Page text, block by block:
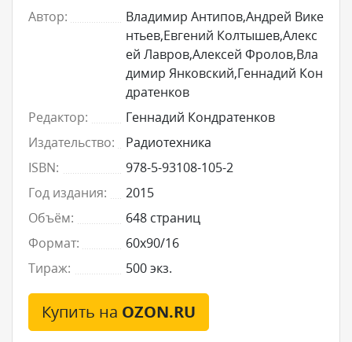
Автор:
Владимир Антипов,Андрей Вике
нтьев,Евгений Колтышев,Алекс
ей Лавров,Алексей Фролов,Вла
димир Янковский,Геннадий Кон
дратенков
Редактор:
Геннадий Кондратенков
Издательство:
Радиотехника
ISBN:
978-5-93108-105-2
Год издания:
2015
Объём:
648 страниц
Формат:
60x90/16
Тираж:
500 экз.
Купить на OZON.RU